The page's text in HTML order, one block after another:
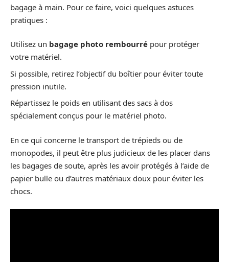
bagage à main. Pour ce faire, voici quelques astuces
pratiques :
Utilisez un bagage photo rembourré pour protéger
votre matériel.
Si possible, retirez l’objectif du boîtier pour éviter toute
pression inutile.
Répartissez le poids en utilisant des sacs à dos
spécialement conçus pour le matériel photo.
En ce qui concerne le transport de trépieds ou de
monopodes, il peut être plus judicieux de les placer dans
les bagages de soute, après les avoir protégés à l’aide de
papier bulle ou d’autres matériaux doux pour éviter les
chocs.